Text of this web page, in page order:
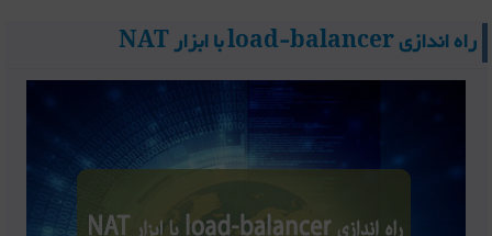
راه اندازی load-balancer با ابزار NAT